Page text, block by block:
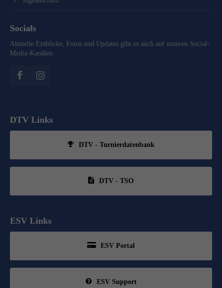
Socials
Aktuelle Einblicke, Fotos und Updates gibt es auch auf unseren Social-
Media-Kanälen.
DTV Links
DTV - Turnierdatenbank
DTV - TSO
ESV Links
ESV Portal
ESV Support